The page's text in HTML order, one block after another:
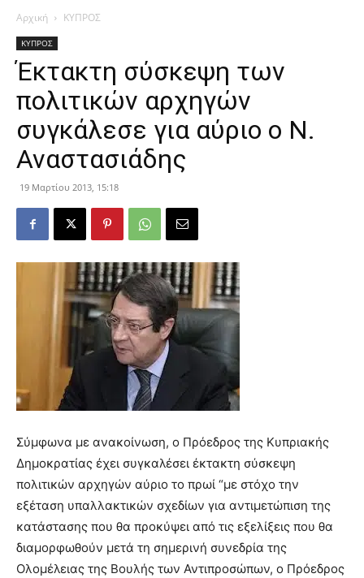
Αρχική ΚΥΠΡΟΣ
ΚΥΠΡΟΣ
Έκτακτη σύσκεψη των
πολιτικών αρχηγών
συγκάλεσε για αύριο ο Ν.
Αναστασιάδης
19 Μαρτίου 2013, 15:18
Σύμφωνα με ανακοίνωση, ο Πρόεδρος της Κυπριακής
Δημοκρατίας έχει συγκαλέσει έκτακτη σύσκεψη
πολιτικών αρχηγών αύριο το πρωί “με στόχο την
εξέταση υπαλλακτικών σχεδίων για αντιμετώπιση της
κατάστασης που θα προκύψει από τις εξελίξεις που θα
διαμορφωθούν μετά τη σημερινή συνεδρία της
Ολομέλειας της Βουλής των Αντιπροσώπων, ο Πρόεδρος